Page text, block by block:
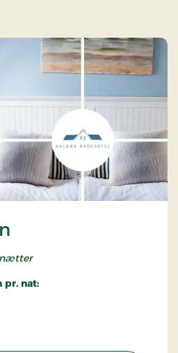
nætter
pr. nat: